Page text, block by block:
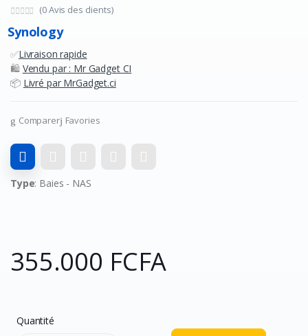
(0 Avis des clients)
Synology
✅Livraison rapide
🛍️ Vendu par : Mr Gadget CI
📦 Livré par MrGadget.ci
Comparer Favories
Type: Baies - NAS
355.000 FCFA
Quantité